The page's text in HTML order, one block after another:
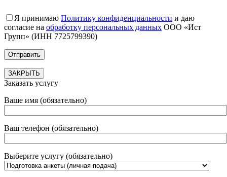
Я принимаю Политику конфиденциальности и даю
согласие на обработку персональных данных ООО «Ист
Групп» (ИНН 7725799390)
ЗАКРЫТЬ
Заказать услугу
Ваше имя (обязательно)
Ваш телефон (обязательно)
Выберите услугу (обязательно)